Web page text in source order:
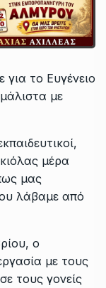
το Ευγένειο
με
μέρα
μας
λάβαμε από
ο
με τους
τους γονείς